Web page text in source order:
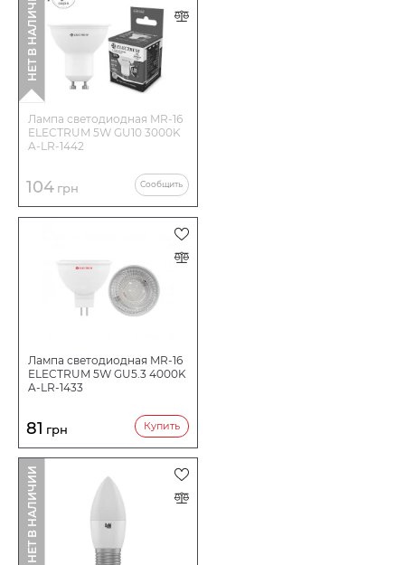
Лампа светодиодная MR-16
ELECTRUM 5W GU10 3000K
A-LR-1442
104 грн Сообщить
НЕТ В НАЛИЧИИ
Лампа светодиодная MR-16
ELECTRUM 5W GU5.3 4000K
A-LR-1433
81 грн Купить
НЕТ В НАЛИЧИИ